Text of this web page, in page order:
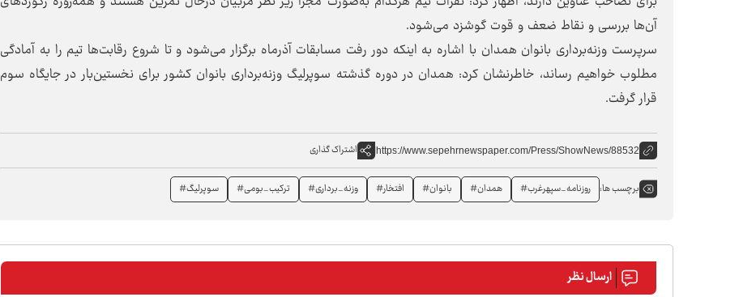
آن‌ها بررسی و نقاط ضعف و قوت گوشزد می‌شود.
سرپرست وزنه‌برداری بانوان همدان با اشاره به اینکه دور رفت مسابقات آذرماه برگزار می‌شود و تا شروع رقابت‌ها تیم را به آمادگی
مطلوب خواهیم رساند، خاطرنشان کرد: همدان در دوره گذشته سوپرلیگ وزنه‌برداری بانوان کشور برای نخستین‌بار در جایگاه سوم
قرار گرفت.
https://www.sepehrnewspaper.com/Press/ShowNews/88532 اشتراک گذاری
برچسب ها: روزنامه_سپهرغرب# همدان# بانوان# افتخار# وزنه_برداری# ترکیب_بومی# سوپرلیگ#
ارسال نظر